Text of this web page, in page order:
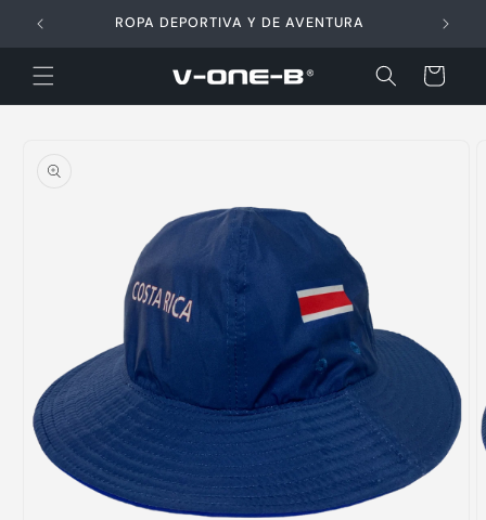
directamente
al contenido
ROPA DEPORTIVA Y DE AVENTURA
Carrito
información